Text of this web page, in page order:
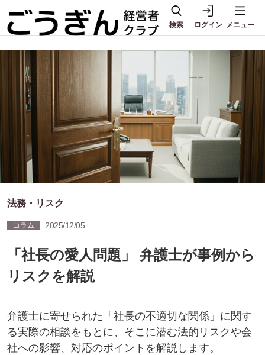
検索 ログイン メニュー
法務・リスク
コラム 2025/12/05
「社長の愛人問題」 弁護士が事例から
リスクを解説
弁護士に寄せられた「社長の不適切な関係」に関す
る実際の相談をもとに、そこに潜む法的リスクや会
社への影響、対応のポイントを解説します。